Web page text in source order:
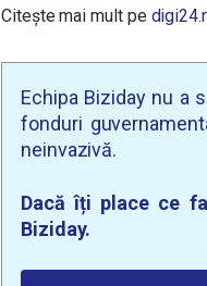
Citește mai mult pe
Echipa Biziday nu a
fonduri
neinvazivă.
Dacă îți place ce
Biziday.